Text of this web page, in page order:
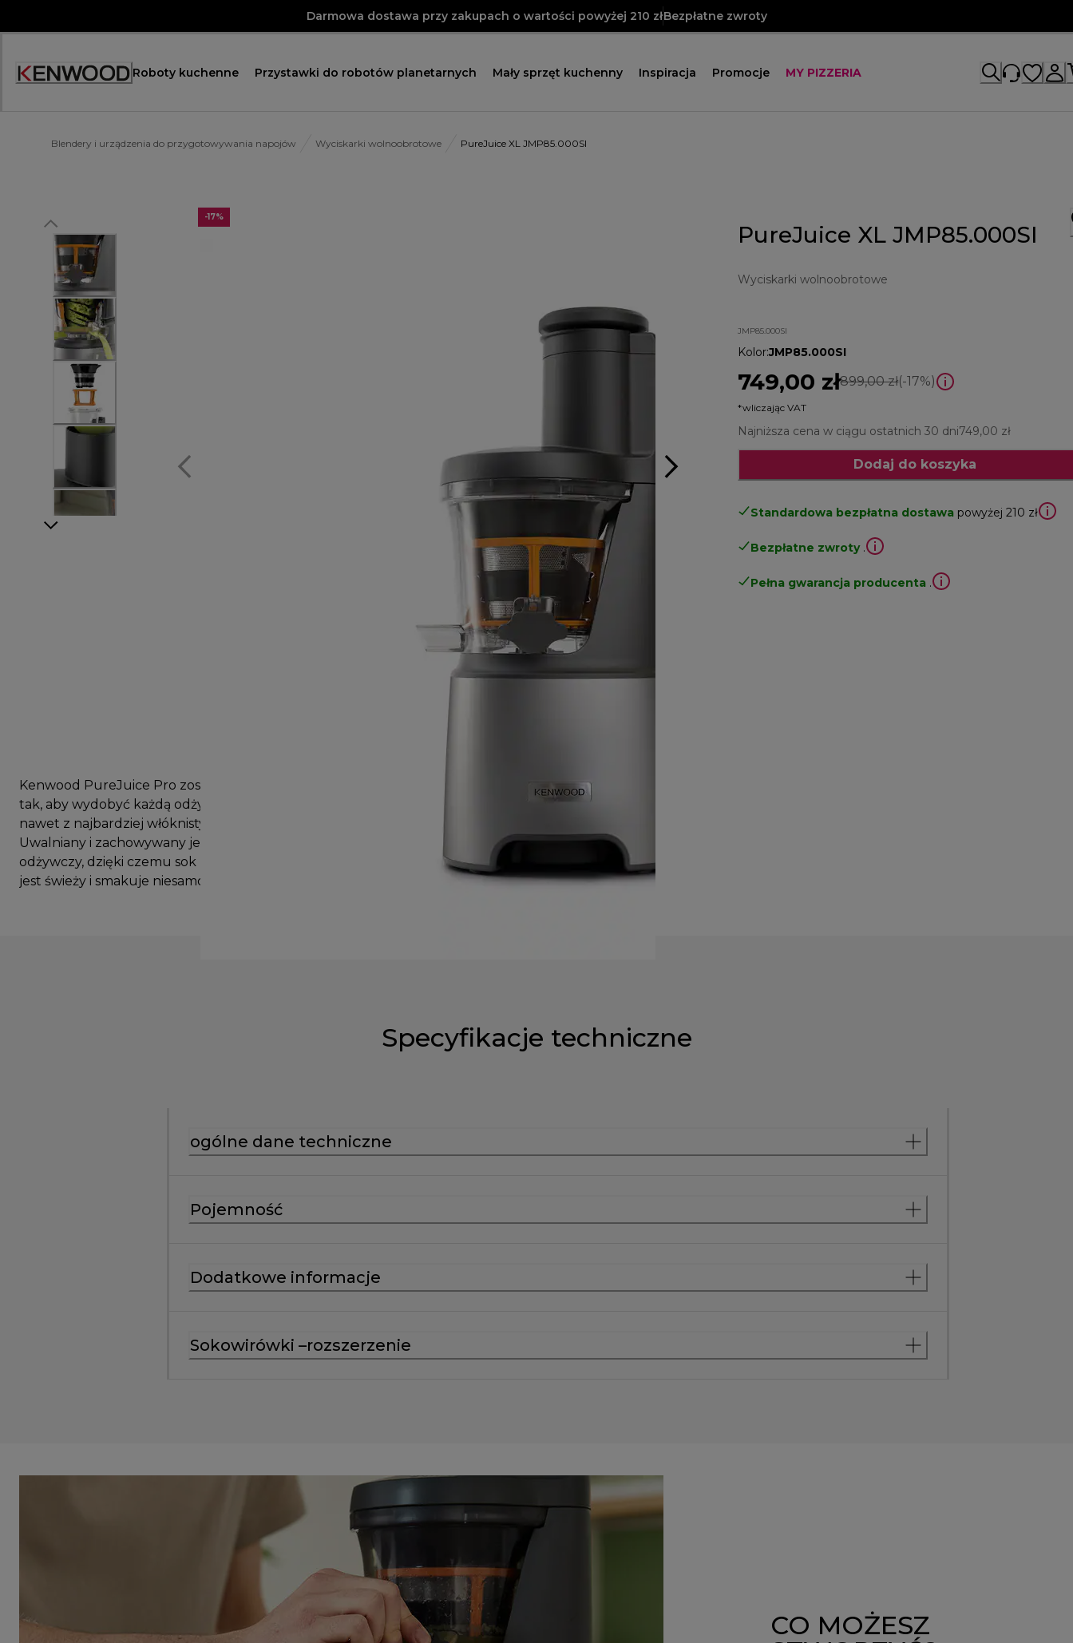
Darmowa dostawa przy zakupach o wartości powyżej 210 złBezpłatne zwroty
Roboty kuchenne Przystawki do robotów planetarnych Mały sprzęt kuchenny Inspiracja Promocje MY PIZZERIA
Blendery i urządzenia do przygotowywania napojów Wyciskarki wolnoobrotowe PureJuice XL JMP85.000SI
-17%
PureJuice XL JMP85.000SI
Wyciskarki wolnoobrotowe
JMP85.000SI
Kolor:JMP85.000SI
749,00 zł899,00 złcena oryginalna 899,00 zł
(-17%)
*wliczając VAT
Najniższa cena w ciągu ostatnich 30 dni749,00 zł
Dodaj do koszyka
Standardowa bezpłatna dostawa powyżej 210 zł
Bezpłatne zwroty .
Pełna gwarancja producenta .
Kenwood PureJuice Pro został zaprojektowany
tak, aby wydobyć każdą odżywczą kropelkę
nawet z najbardziej włóknistych owoców i warzyw.
Uwalniany i zachowywany jest każdy składnik
odżywczy, dzięki czemu sok lepiej wygląda, dłużej
jest świeży i smakuje niesamowicie.
Specyfikacje techniczne
ogólne dane techniczne
Pojemność
Dodatkowe informacje
Sokowirówki –rozszerzenie
CO MOŻESZ